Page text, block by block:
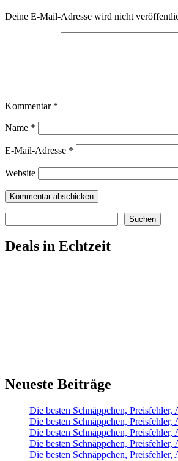
Deine E-Mail-Adresse wird nicht
Kommentar *
Name *
E-Mail-Adresse *
Website
Suchen
Deals in Echtzeit
Neueste Beiträge
Die besten Schnäppchen,
Die besten Schnäppchen,
Die besten Schnäppchen,
Die besten Schnäppchen,
Die besten Schnäppchen,